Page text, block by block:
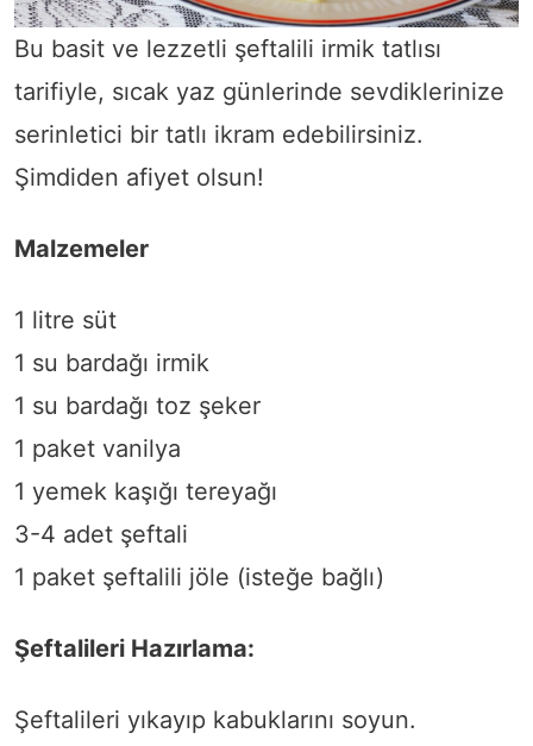
Bu basit ve lezzetli şeftalili irmik tatlısı
tarifiyle, sıcak yaz günlerinde sevdiklerinize
serinletici bir tatlı ikram edebilirsiniz.
Şimdiden afiyet olsun!
Malzemeler
1 litre süt
1 su bardağı irmik
1 su bardağı toz şeker
1 paket vanilya
1 yemek kaşığı tereyağı
3-4 adet şeftali
1 paket şeftalili jöle (isteğe bağlı)
Şeftalileri Hazırlama:
Şeftalileri yıkayıp kabuklarını soyun.